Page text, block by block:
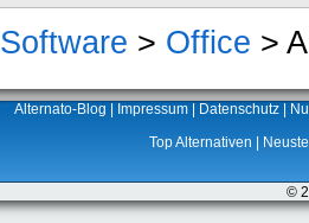
Software > Office >
Alternato-Blog Impressum Datenschutz
Top Alternativen
©